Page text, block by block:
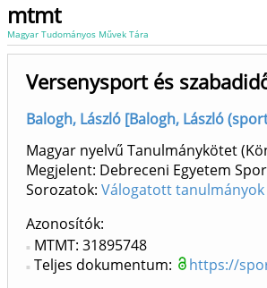
mtmt
Magyar Tudományos Művek Tára
Versenysport és
Balogh, László [Balogh, László
Magyar nyelvű Tanulmánykötet
Megjelent: Debreceni Egyetem
Sorozatok: Válogatott
Azonosítók
MTMT: 31895748
Teljes dokumentum:
https://